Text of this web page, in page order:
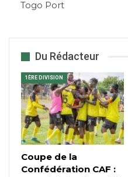
Togo Port
Du Rédacteur
1ÈRE DIVISION
Coupe de la
Confédération CAF :